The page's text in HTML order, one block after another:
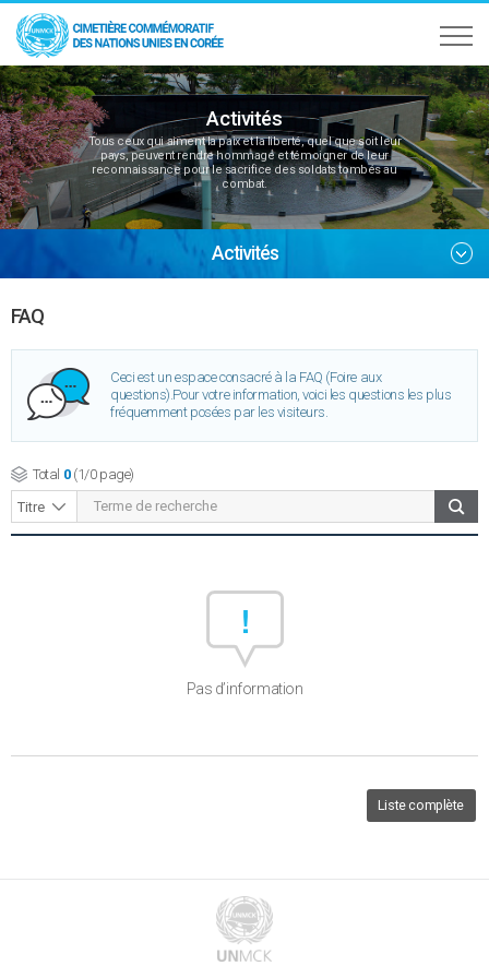
Activités
Tous ceux qui aiment la paix et la liberté, quel que soit leur
pays, peuvent rendre hommage et témoigner de leur
reconnaissance pour le sacrifice des soldats tombés au
combat.
Activités
FAQ
Ceci est un espace consacré à la FAQ (Foire aux
questions).Pour votre information, voici les questions les plus
fréquemment posées par les visiteurs.
Total 0 (1/0 page)
Pas d’information
Liste complète